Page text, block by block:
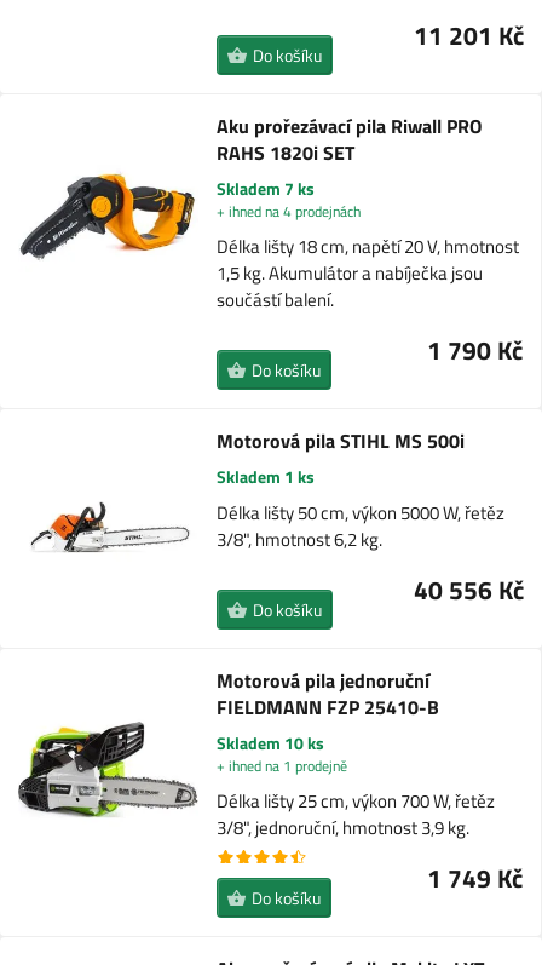
11 201 Kč
Do košíku
Aku prořezávací pila Riwall PRO
RAHS 1820i SET
Skladem 7 ks
+ ihned na 4 prodejnách
Délka lišty 18 cm, napětí 20 V, hmotnost
1,5 kg. Akumulátor a nabíječka jsou
součástí balení.
1 790 Kč
Do košíku
Motorová pila STIHL MS 500i
Skladem 1 ks
Délka lišty 50 cm, výkon 5000 W, řetěz
3/8", hmotnost 6,2 kg.
40 556 Kč
Do košíku
Motorová pila jednoruční
FIELDMANN FZP 25410-B
Skladem 10 ks
+ ihned na 1 prodejně
Délka lišty 25 cm, výkon 700 W, řetěz
3/8", jednoruční, hmotnost 3,9 kg.
1 749 Kč
Do košíku